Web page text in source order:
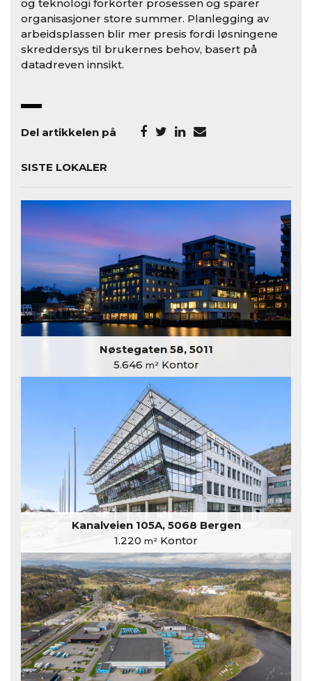
og teknologi forkorter prosessen og sparer
organisasjoner store summer. Planlegging av
arbeidsplassen blir mer presis fordi løsningene
skreddersys til brukernes behov, basert på
datadreven innsikt.
Del artikkelen på
SISTE LOKALER
Nøstegaten 58, 5011
5.646 m²Kontor
Kanalveien 105A, 5068 Bergen
1.220 m² Kontor